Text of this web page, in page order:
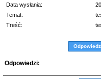
Data wysłania:
Temat:
Treść:
Odpowiedz
Odpowiedzi: